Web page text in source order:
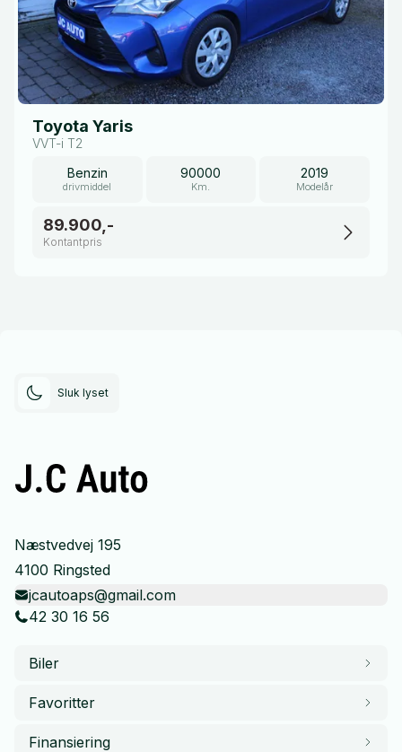
Toyota Yaris
VVT-i T2
Benzin
drivmiddel
90000
Km.
2019
Modelår
89.900,-
Kontantpris
Sluk lyset
Næstvedvej 195
4100 Ringsted
jcautoaps@gmail.com
42 30 16 56
Biler
Favoritter
Finansiering